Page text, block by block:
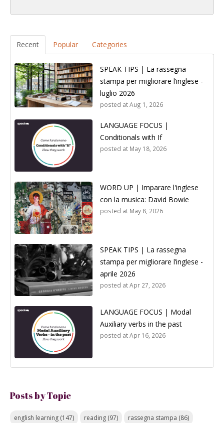
Recent Popular Categories
SPEAK TIPS | La rassegna
stampa per migliorare l’inglese -
luglio 2026
posted atAug 1, 2026
LANGUAGE FOCUS |
Conditionals with If
posted at May 18, 2026
WORD UP | Imparare l'inglese
con la musica: David Bowie
posted at May 8, 2026
SPEAK TIPS | La rassegna
stampa per migliorare l’inglese -
aprile 2026
posted atApr 27, 2026
LANGUAGE FOCUS | Modal
Auxiliary verbs in the past
posted atApr 16, 2026
Posts by Topic
english learning (147) reading (97) rassegna stampa (86)